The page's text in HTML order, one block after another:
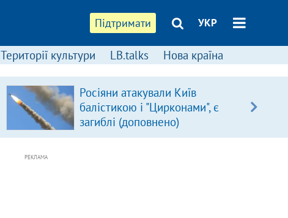
Підтримати УКР
Території культури LB.talks Нова країна
Росіяни атакували Київ
балістикою і "Цирконами", є
загиблі (доповнено)
РЕКЛАМА